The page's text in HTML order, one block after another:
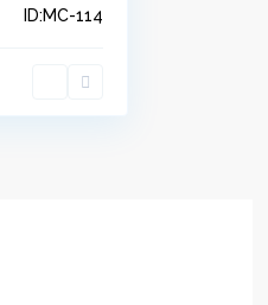
ID:MC-114